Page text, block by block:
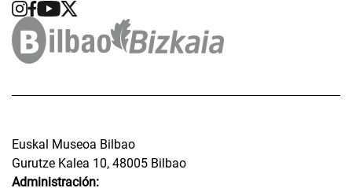
Euskal Museoa Bilbao
Gurutze Kalea 10, 48005 Bilbao
Administración: